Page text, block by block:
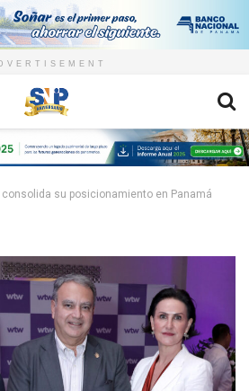
consolida su posicionamiento en Panamá